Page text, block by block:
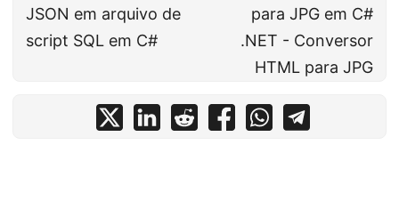
JSON em arquivo de
script SQL em C#
para JPG em C#
.NET - Conversor
HTML para JPG